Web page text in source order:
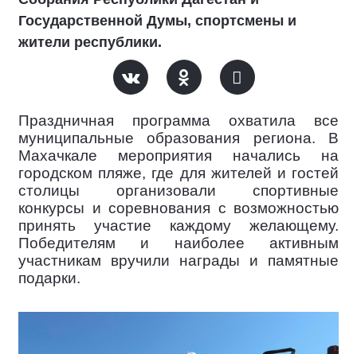
Государственной Думы, спортсмены и
жители республики.
Праздничная программа охватила все
муниципальные образования региона. В
Махачкале мероприятия начались на
городском пляже, где для жителей и гостей
столицы организовали спортивные
конкурсы и соревнования с возможностью
принять участие каждому желающему.
Победителям и наиболее активным
участникам вручили награды и памятные
подарки.